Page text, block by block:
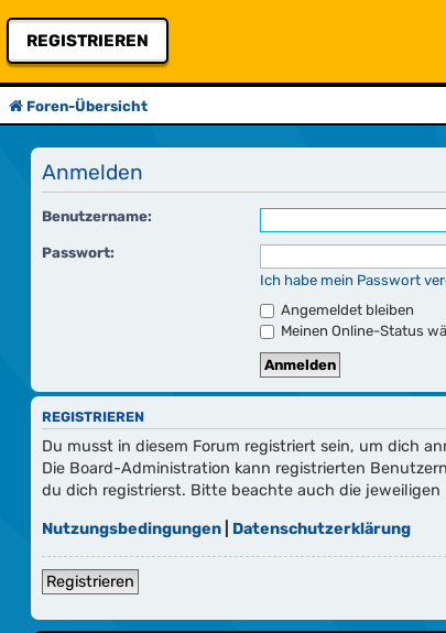
REGISTRIEREN
Foren-Übersicht
Anmelden
Benutzername:
Passwort:
Ich habe mein Passwort
Angemeldet bleiben
Meinen Online-Status
REGISTRIEREN
Du musst in diesem Forum registriert sein, um dich
Die Board-Administration kann registrierten
du dich registrierst. Bitte beachte auch die
Nutzungsbedingungen Datenschutzerklärung
Registrieren